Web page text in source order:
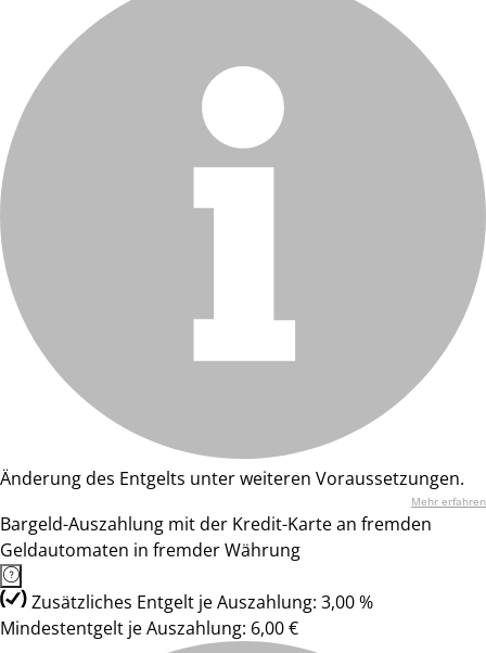
Änderung des Entgelts unter weiteren Voraussetzungen.
Mehr erfahren
Bargeld-Auszahlung mit der Kredit-Karte an fremden
Geldautomaten in fremder Währung
Zusätzliches Entgelt je Auszahlung: 3,00 %
Mindestentgelt je Auszahlung: 6,00 €